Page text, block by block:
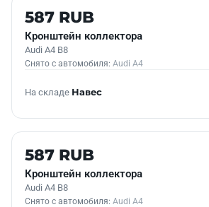
Б/У В НАЛИЧИИ
587 RUB
Кронштейн коллектора
Audi A4 B8
Снято с автомобиля: Audi A4
На складе Навес
Б/У В НАЛИЧИИ
587 RUB
Кронштейн коллектора
Audi A4 B8
Снято с автомобиля: Audi A4